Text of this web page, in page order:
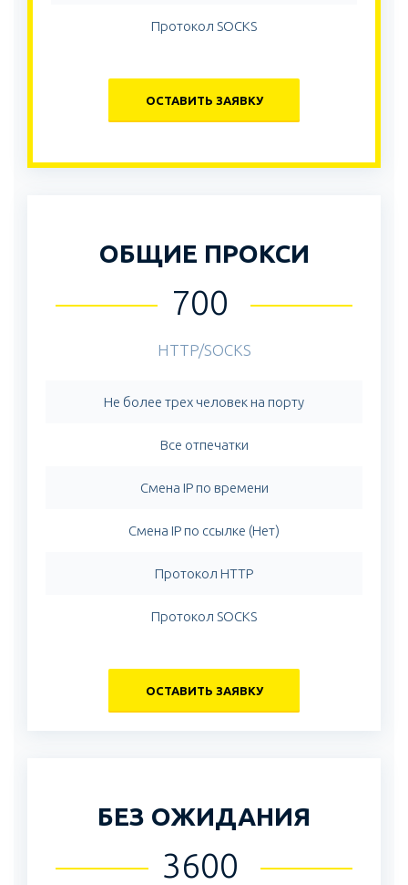
Протокол SOCKS
ОСТАВИТЬ ЗАЯВКУ
ОБЩИЕ ПРОКСИ
700
HTTP/SOCKS
Не более трех человек на порту
Все отпечатки
Смена IP по времени
Смена IP по ссылке (Нет)
Протокол HTTP
Протокол SOCKS
ОСТАВИТЬ ЗАЯВКУ
БЕЗ ОЖИДАНИЯ
3600